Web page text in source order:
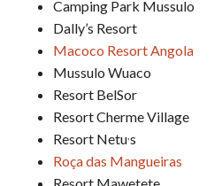
Camping Park Mussulo
Dally’s Resort
Macoco Resort Angola
Mussulo Wuaco
Resort BelSor
Resort Cherme Village
Resort Netu,s
Roça das Mangueiras